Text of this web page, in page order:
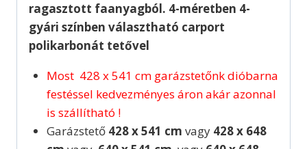
ragasztott faanyagból. 4-méretben 4-
gyári színben választható carport
polikarbonát tetővel
Most 428 x 541 cm garázstetőnk dióbarna
festéssel kedvezményes áron akár azonnal
is szállítható !
Garázstető 428 x 541 cm vagy 428 x 648